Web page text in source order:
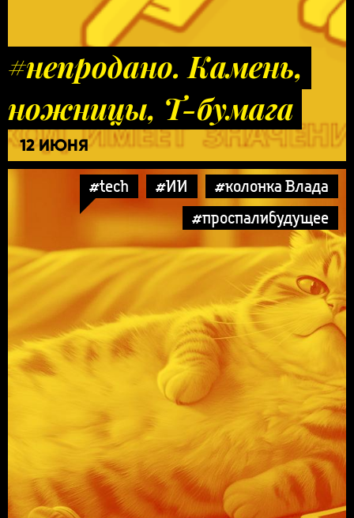
#непродано. Камень,
ножницы, Т-бумага
12 ИЮНЯ
#tech #ИИ
#колонка Влада
#проспалибудущее